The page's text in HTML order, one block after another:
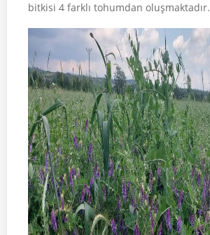
bitkisi 4 farklı tohumdan oluşmaktadır.